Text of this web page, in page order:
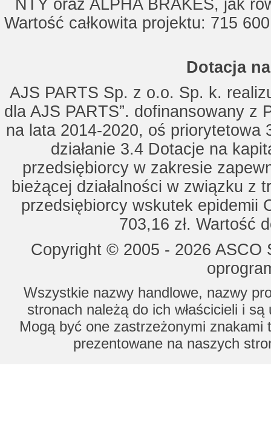
NTY oraz ALPHA BRAKES, jak
Wartość całkowita projektu: 715
Dotacja
AJS PARTS Sp. z o.o. Sp. k.
dla AJS PARTS”. dofinansowany z
na lata 2014-2020, oś priorytetowa
działanie 3.4 Dotacje na
przedsiębiorcy w zakresie
bieżącej działalności w związku z
przedsiębiorcy wskutek epidemii
703,16 zł. Wartość
Copyright © 2005 - 2026
Wszystkie nazwy handlowe, nazwy
stronach należą do ich właścicieli i
Mogą być one zastrzeżonymi znakami
prezentowane na naszych